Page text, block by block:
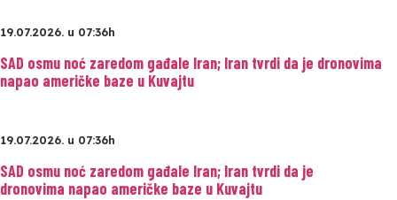
19.07.2026. u 07:36h
SAD osmu noć zaredom gađale Iran; Iran tvrdi da je dronovima
napao američke baze u Kuvajtu
19.07.2026. u 07:36h
SAD osmu noć zaredom gađale Iran; Iran tvrdi da je
dronovima napao američke baze u Kuvajtu